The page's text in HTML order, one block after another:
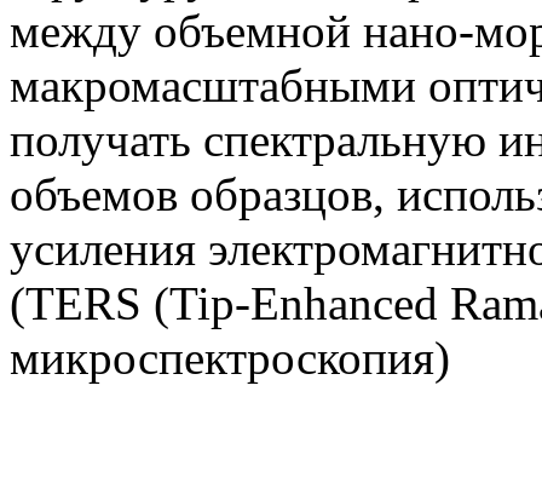
между объемной нано-
макромасштабными
получать спектральную
объемов образцов,
усиления
(TERS (Tip-Enhanced
микроспектроскопия)